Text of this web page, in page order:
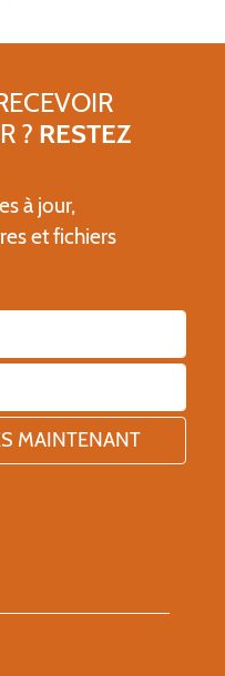
? RESTEZ
à jour,
et fichiers